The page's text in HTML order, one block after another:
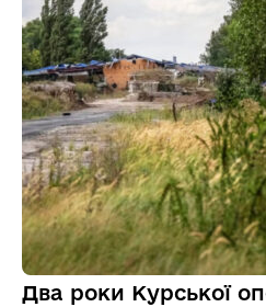
Два роки Курської